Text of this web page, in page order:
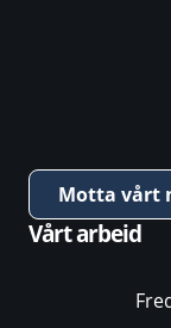
Motta vårt
Vårt arbeid